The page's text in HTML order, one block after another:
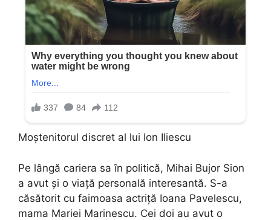
Moștenitorul discret al lui Ion Iliescu
Pe lângă cariera sa în politică, Mihai Bujor Sion
a avut și o viață personală interesantă. S-a
căsătorit cu faimoasa actriță Ioana Pavelescu,
mama Mariei Marinescu. Cei doi au avut o